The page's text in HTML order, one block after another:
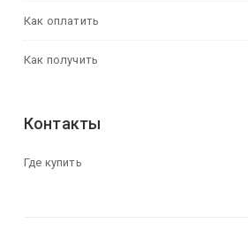
Как оплатить
Как получить
Контакты
Где купить